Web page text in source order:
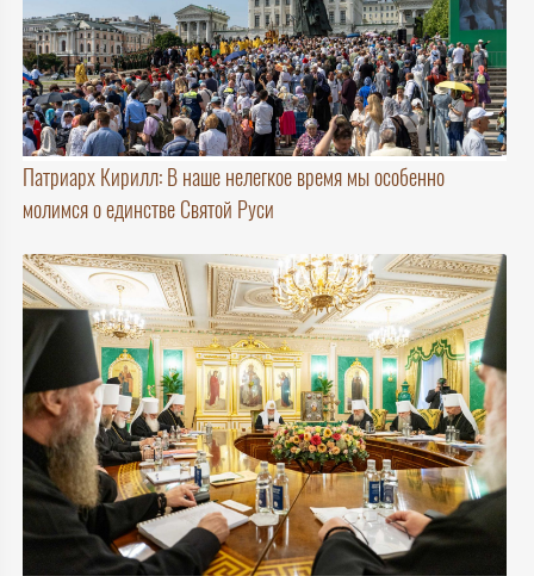
Патриарх Кирилл: В наше нелегкое время мы особенно
молимся о единстве Святой Руси